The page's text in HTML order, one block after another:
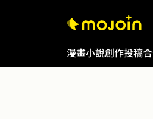
漫畫小說創作投稿